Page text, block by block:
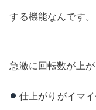
する機能なんです。
急激に回転数が上
仕上がりがイマイ